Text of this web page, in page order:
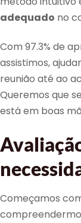
adequado no
Com 97.3% de
assistimos,
reunião até ao
Queremos que
está em boas
Começamos